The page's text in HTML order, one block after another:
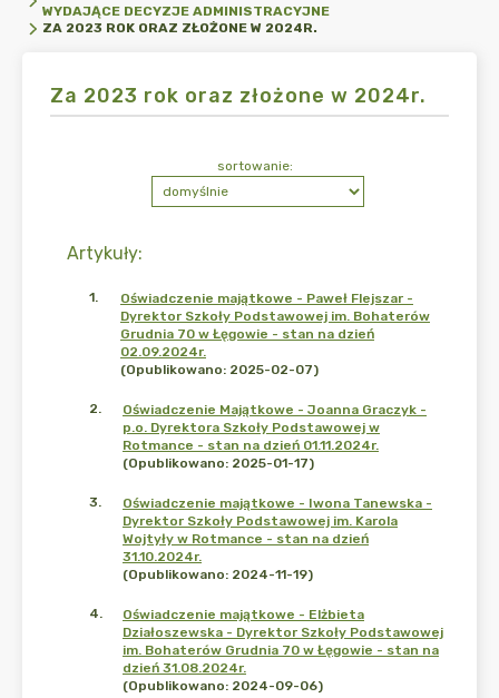
WYDAJĄCE DECYZJE ADMINISTRACYJNE
ZA 2023 ROK ORAZ ZŁOŻONE W 2024R.
Za 2023 rok oraz złożone w 2024r.
Artykuły:
sortowanie:
1.
Oświadczenie majątkowe - Paweł Flejszar -
Dyrektor Szkoły Podstawowej im. Bohaterów
Grudnia 70 w Łęgowie - stan na dzień
02.09.2024r.
(Opublikowano: 2025-02-07)
2.
Oświadczenie Majątkowe - Joanna Graczyk -
p.o. Dyrektora Szkoły Podstawowej w
Rotmance - stan na dzień 01.11.2024r.
(Opublikowano: 2025-01-17)
3.
Oświadczenie majątkowe - Iwona Tanewska -
Dyrektor Szkoły Podstawowej im. Karola
Wojtyły w Rotmance - stan na dzień
31.10.2024r.
(Opublikowano: 2024-11-19)
4.
Oświadczenie majątkowe - Elżbieta
Działoszewska - Dyrektor Szkoły Podstawowej
im. Bohaterów Grudnia 70 w Łęgowie - stan na
dzień 31.08.2024r.
(Opublikowano: 2024-09-06)